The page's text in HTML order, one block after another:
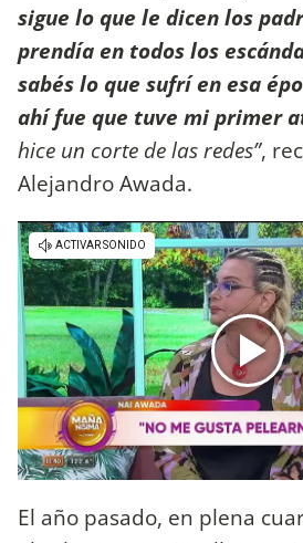
sigue lo que le dicen los
prendía en todos los
sabés lo que sufrí en esa
ahí fue que tuve mi primer
hice un corte de las redes”,
Alejandro Awada.
El año pasado, en plena